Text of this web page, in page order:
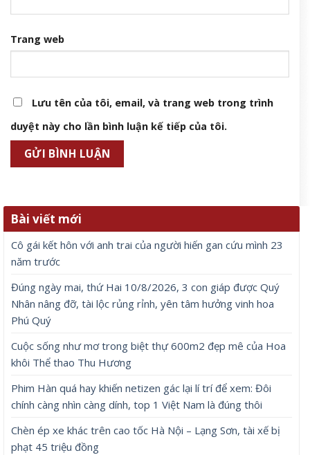
Trang web
Lưu tên của tôi, email, và trang web trong trình
duyệt này cho lần bình luận kế tiếp của tôi.
Bài viết mới
Cô gái kết hôn với anh trai của người hiến gan cứu mình 23
năm trước
Đúng ngày mai, thứ Hai 10/8/2026, 3 con giáp được Quý
Nhân nâng đỡ, tài lộc rủng rỉnh, yên tâm hưởng vinh hoa
Phú Quý
Cuộc sống như mơ trong biệt thự 600m2 đẹp mê của Hoa
khôi Thể thao Thu Hương
Phim Hàn quá hay khiến netizen gác lại lí trí để xem: Đôi
chính càng nhìn càng dính, top 1 Việt Nam là đúng thôi
Chèn ép xe khác trên cao tốc Hà Nội – Lạng Sơn, tài xế bị
phạt 45 triệu đồng